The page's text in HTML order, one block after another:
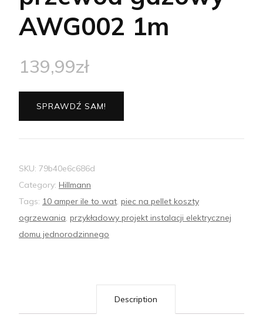
AWG002 1m
139,99zł
SPRAWDŹ SAM!
SKU: 79b40e6c686d
Category: Hillmann
Tags: 10 amper ile to wat, piec na pellet koszty
ogrzewania, przykładowy projekt instalacji elektrycznej
domu jednorodzinnego
Description